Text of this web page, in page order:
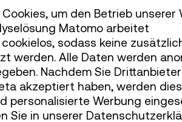
um den Betrieb unserer
Matomo arbeitet
sodass keine
werden. Alle Daten werden
Nachdem Sie
akzeptiert haben, werden
personalisierte Werbung
Sie in unserer